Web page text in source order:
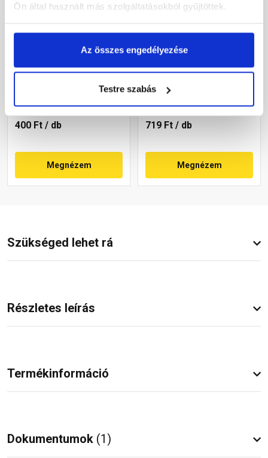
Ön által használt más szolgáltatásokból gyűjtöttek.
Az összes engedélyezése
Testre szabás
Azzurro Grande Pico
400 Ft / db
Megnézem
Bramac Adria alapcserép
montano
Rendelésre
719 Ft / db
Megnézem
Szükséged lehet rá
Részletes leírás
Termékinformáció
Dokumentumok (1)